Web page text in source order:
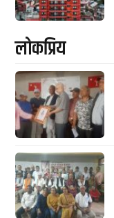
लाेकप्रिय